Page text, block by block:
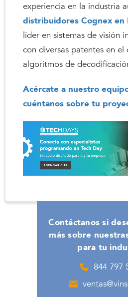
experiencia en la industria
distribuidores Cognex en
líder en sistemas de visión
con diversas patentes en
algoritmos de
Acércate a nuestro
cuéntanos sobre tu
Contáctanos si
más sobre
para tu
844 797